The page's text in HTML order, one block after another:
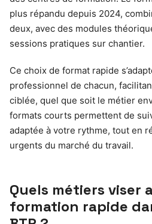
plus répandu depuis 2024,
deux, avec des modules
sessions pratiques sur chantier.
Ce choix de format rapide
professionnel de chacun,
ciblée, quel que soit le métier
formats courts permettent de
adaptée à votre rythme, tout en
urgents du marché du travail.
Quels métiers viser
formation rapide